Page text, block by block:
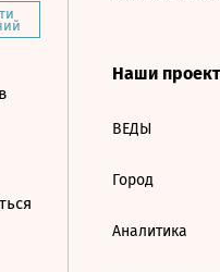
Наши
ВЕДЫ
Город
Аналитика